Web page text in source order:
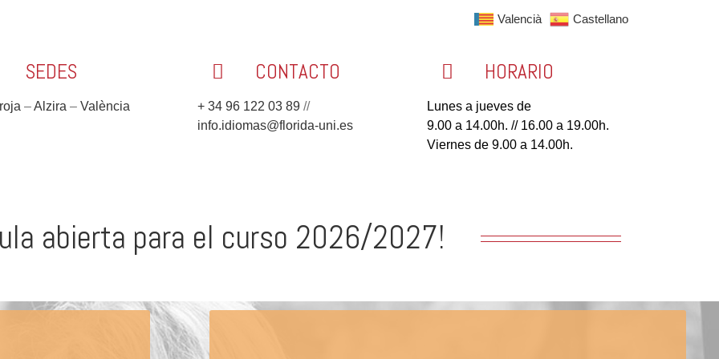
SEDES
–Alzira – València
CONTACTO
+ 34 96 122 03 89//
info.idiomas@florida-uni.es
HORARIO
Lunes a jueves de
9.00 a 14.00h. // 16.00 a 19.00h.
Viernes de 9.00 a 14.00h.
abierta para el curso 2026/2027!
Valencià Castellano